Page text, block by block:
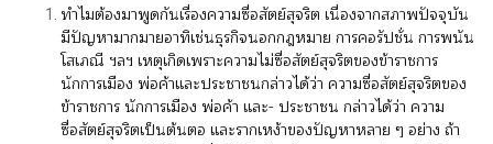
ทำไมต้องมาพูดกันเรื่องความซื่อสัตย์สุจริต เนื่องจากสภาพปัจจุบัน
มีปัญหามากมายอาทิเช่นธุรกิจนอกกฎหมาย การคอรัปชั่น การพนัน
โสเภณี ฯลฯ เหตุเกิดเพราะความไม่ซื่อสัตย์สุจริตของข้าราชการ
นักการเมือง พ่อค้าและประชาชนกล่าวได้ว่า ความซื่อสัตย์สุจริตของ
ข้าราชการ นักการเมือง พ่อค้า และ- ประชาชน กล่าวได้ว่า ความ
ซื่อสัตย์สุจริตเป็นต้นตอ และรากเหง้าของปัญหาหลาย ๆ อย่าง ถ้า